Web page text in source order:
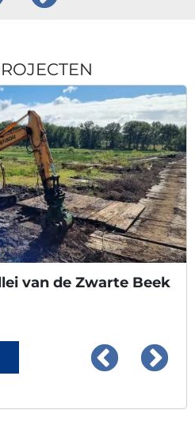
van de Zwarte Beek